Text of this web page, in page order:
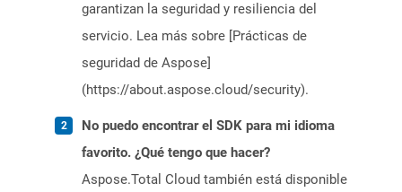
garantizan la seguridad y resiliencia del
servicio. Lea más sobre [Prácticas de
seguridad de Aspose]
(https://about.aspose.cloud/security).
No puedo encontrar el SDK para mi idioma
favorito. ¿Qué tengo que hacer?
Aspose.Total Cloud también está disponible